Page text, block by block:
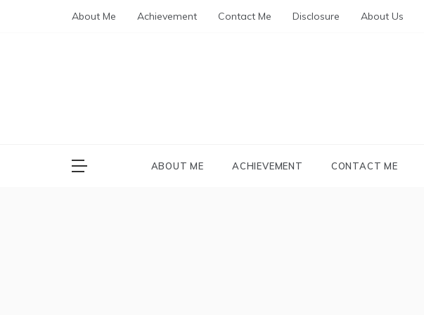
About Me Achievement Contact Me Disclosure About Us
ABOUT ME ACHIEVEMENT CONTACT ME